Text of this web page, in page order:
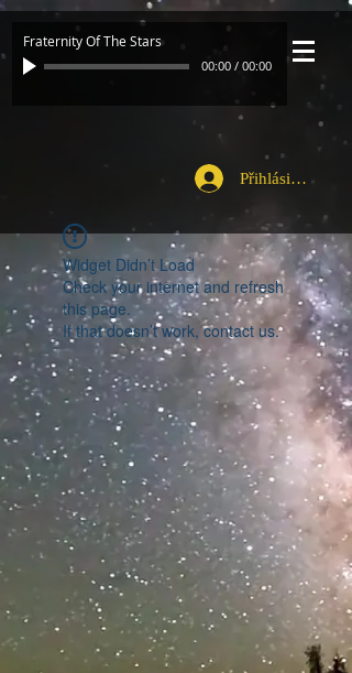
Fraternity Of The Stars
00:00 / 00:00
Přihlásit se
Widget Didn’t Load
Check your internet and refresh
this page.
If that doesn’t work, contact us.